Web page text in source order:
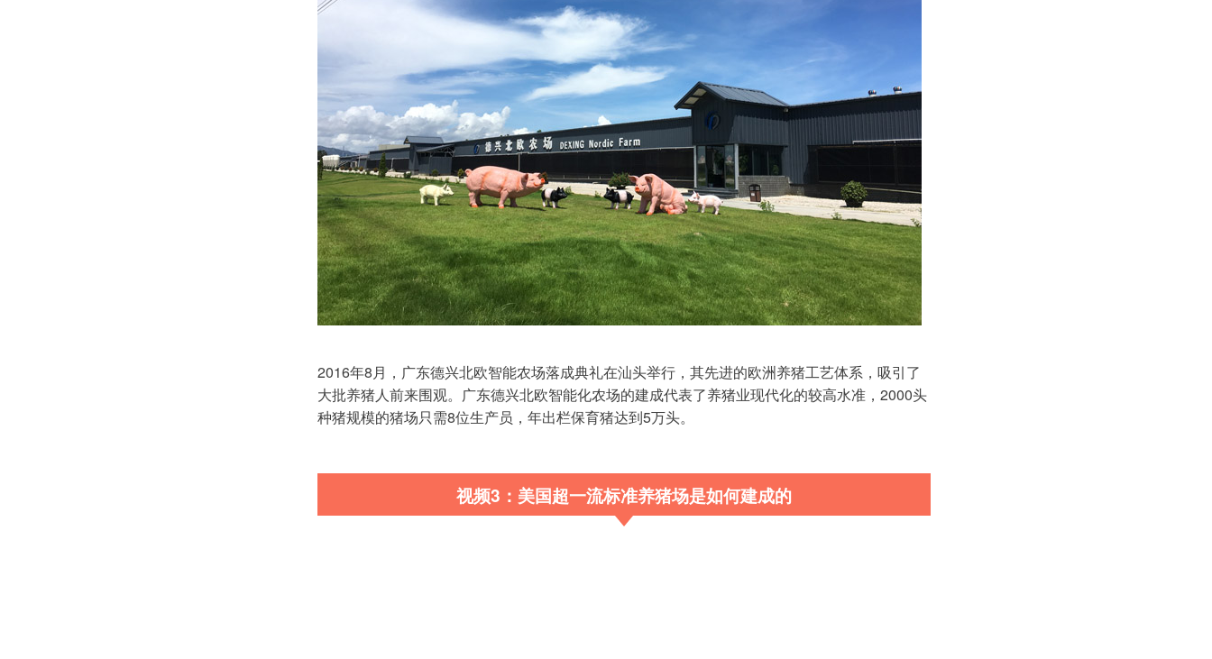
2016年8月，广东德兴北欧智能农场落成典礼在汕头举行，其先进的欧洲养猪工艺体系，吸引了
大批养猪人前来围观。 广东德兴北欧智能化农场的建成代表了养猪业现代化的较高水准，2000头
种猪规模的猪场只需8位生产员，年出栏保育猪达到5万头。
视频3：美国超一流标准养猪场是如何建成的